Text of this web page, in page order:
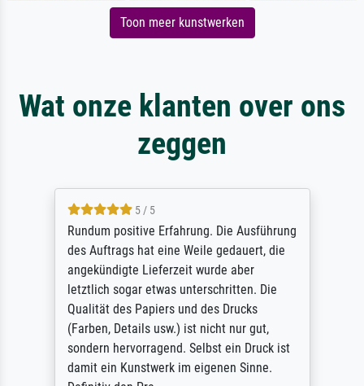
Toon meer kunstwerken
Wat onze klanten over ons
zeggen
5 / 5
Rundum positive Erfahrung. Die Ausführung
des Auftrags hat eine Weile gedauert, die
angekündigte Lieferzeit wurde aber
letztlich sogar etwas unterschritten. Die
Qualität des Papiers und des Drucks
(Farben, Details usw.) ist nicht nur gut,
sondern hervorragend. Selbst ein Druck ist
damit ein Kunstwerk im eigenen Sinne.